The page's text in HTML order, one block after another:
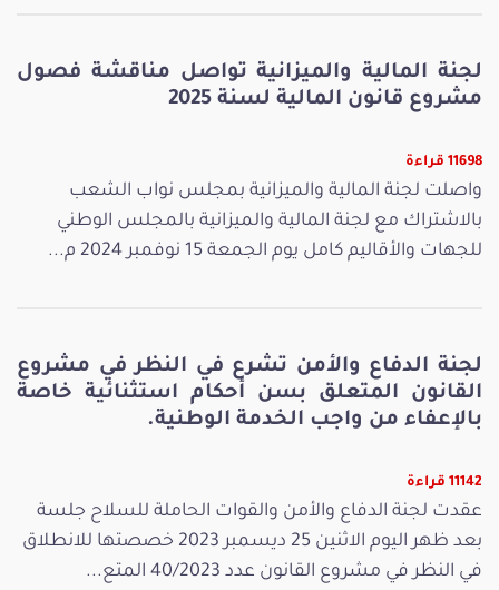
لجنة المالية والميزانية تواصل مناقشة فصول
مشروع قانون المالية لسنة 2025
11698 قراءة
واصلت لجنة المالية والميزانية بمجلس نواب الشعب
بالاشتراك مع لجنة المالية والميزانية بالمجلس الوطني
للجهات والأقاليم كامل يوم الجمعة 15 نوفمبر 2024 م...
لجنة الدفاع والأمن تشرع في النظر في مشروع
القانون المتعلق بسن أحكام استثنائية خاصة
بالإعفاء من واجب الخدمة الوطنية.
11142 قراءة
عقدت لجنة الدفاع والأمن والقوات الحاملة للسلاح جلسة
بعد ظهر اليوم الاثنين 25 ديسمبر 2023 خصصتها للانطلاق
في النظر في مشروع القانون عدد 40/2023 المتع...